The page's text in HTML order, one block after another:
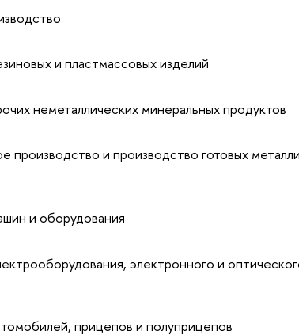
и пластмассовых изделий
неметаллических минеральных продуктов
производство и производство готовых
и оборудования
электронного и
прицепов и полуприцепов